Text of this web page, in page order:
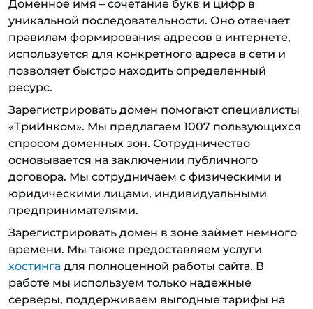
Доменное имя – сочетание букв и цифр в
уникальной последовательности. Оно отвечает
правилам формирования адресов в интернете,
используется для конкретного адреса в сети и
позволяет быстро находить определенный
ресурс.
Зарегистрировать домен помогают специалисты
«ТриИнком». Мы предлагаем 1007 пользующихся
спросом доменных зон. Сотрудничество
основывается на заключении публичного
договора. Мы сотрудничаем с физическими и
юридическими лицами, индивидуальными
предпринимателями.
Зарегистрировать домен в зоне займет немного
времени. Мы также предоставляем услуги
хостинга для полноценной работы сайта. В
работе мы используем только надежные
серверы, поддерживаем выгодные тарифы на